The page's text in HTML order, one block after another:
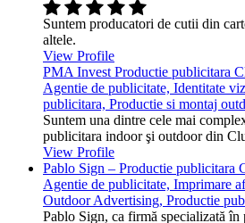
Suntem producatori de cutii din
altele.
View Profile
PMA Invest Productie publicitara
Agentie de publicitate, Identitate
publicitara, Productie si montaj
Suntem una dintre cele mai
publicitara indoor şi outdoor din
View Profile
Pablo Sign – Productie publicitara
Agentie de publicitate, Imprimare
Outdoor Advertising, Productie
Pablo Sign, ca firmă specializată